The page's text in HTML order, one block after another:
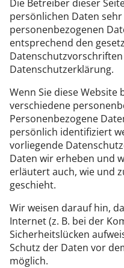
Die Betreiber dieser
persönlichen Daten
personenbezogenen
entsprechend den
Datenschutzerklärung.
Wenn Sie diese Website
verschiedene
Personenbezogene
persönlich identifiziert
vorliegende
Daten wir erheben und
erläutert auch, wie und
geschieht.
Wir weisen darauf hin,
Internet (z. B. bei der
Sicherheitslücken
Schutz der Daten vor
möglich.